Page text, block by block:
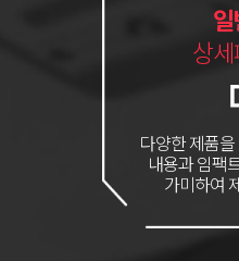
상
다양한 제품
내용과 임팩
가미하여